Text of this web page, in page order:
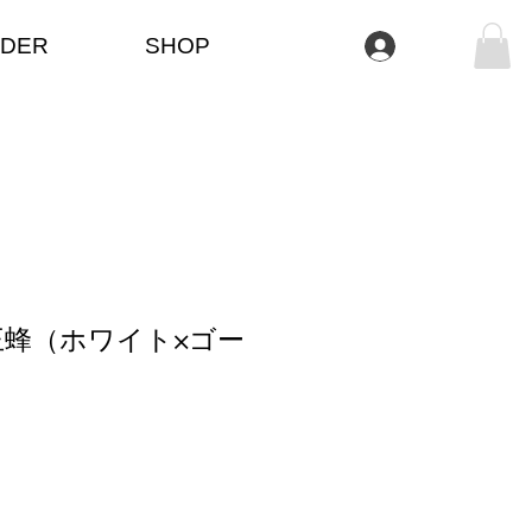
SHOP Se connecter
（ホワイト×ゴー